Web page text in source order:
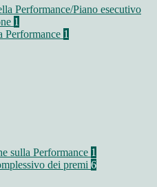
Performance/Piano esecutivo
1
Performance 1
sulla Performance 1
dei premi 6